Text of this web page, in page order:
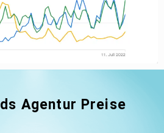
Agentur Preise